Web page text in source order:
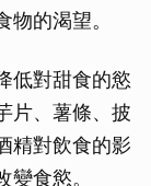
的渴望。
低對甜食的慾
片、薯條、披
精對飲食的影
食慾。